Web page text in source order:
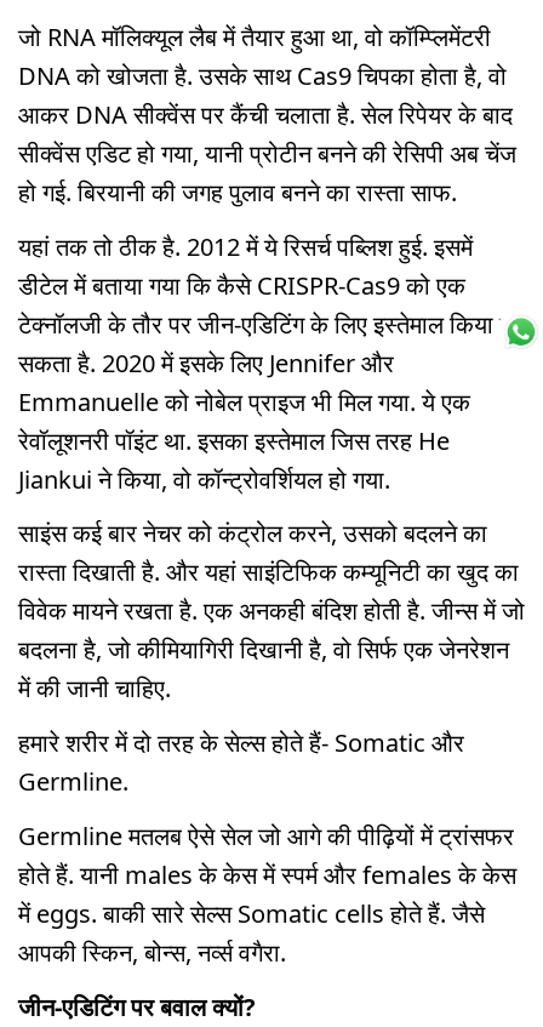
जो RNA मॉलिक्यूल लैब में तैयार हुआ था, वो कॉम्प्लिमेंटरी
DNA को खोजता है. उसके साथ Cas9 चिपका होता है, वो
आकर DNA सीक्वेंस पर कैंची चलाता है. सेल रिपेयर के बाद
सीक्वेंस एडिट हो गया, यानी प्रोटीन बनने की रेसिपी अब चेंज
हो गई. बिरयानी की जगह पुलाव बनने का रास्ता साफ.
यहां तक तो ठीक है. 2012 में ये रिसर्च पब्लिश हुई. इसमें
डीटेल में बताया गया कि कैसे CRISPR-Cas9 को एक
टेक्नॉलजी के तौर पर जीन-एडिटिंग के लिए इस्तेमाल किया जा
सकता है. 2020 में इसके लिए Jennifer और
Emmanuelle को नोबेल प्राइज भी मिल गया. ये एक
रेवॉलूशनरी पॉइंट था. इसका इस्तेमाल जिस तरह He
Jiankui ने किया, वो कॉन्ट्रोवर्शियल हो गया.
साइंस कई बार नेचर को कंट्रोल करने, उसको बदलने का
रास्ता दिखाती है. और यहां साइंटिफिक कम्यूनिटी का खुद का
विवेक मायने रखता है. एक अनकही बंदिश होती है. जीन्स में जो
बदलना है, जो कीमियागिरी दिखानी है, वो सिर्फ एक जेनरेशन
में की जानी चाहिए.
हमारे शरीर में दो तरह के सेल्स होते हैं- Somatic और
Germline.
Germline मतलब ऐसे सेल जो आगे की पीढ़ियों में ट्रांसफर
होते हैं. यानी males के केस में स्पर्म और females के केस
में eggs. बाकी सारे सेल्स Somatic cells होते हैं. जैसे
आपकी स्किन, बोन्स, नर्व्स वगैरा.
जीन-एडिटिंग पर बवाल क्यों?